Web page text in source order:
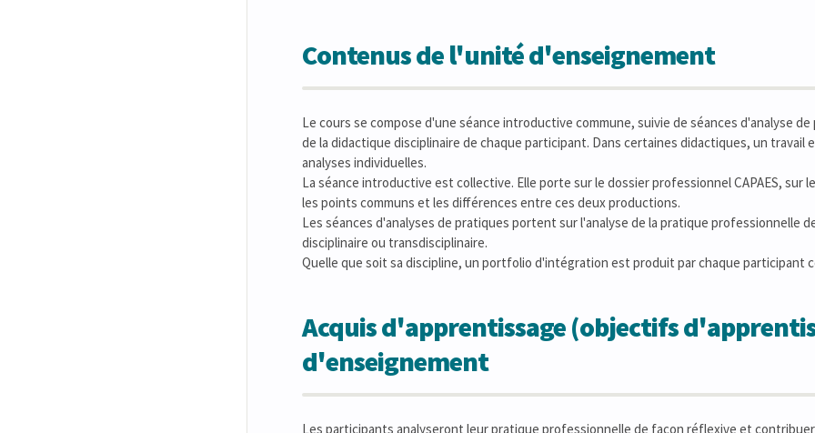
Contenus de l'unité d'enseignement
Le cours se compose d'une séance introductive commune, suivie de séances d'analyse
de la didactique disciplinaire de chaque participant. Dans certaines didactiques, un travail
analyses individuelles.
La séance introductive est collective. Elle porte sur le dossier professionnel CAPAES,
les points communs et les différences entre ces deux productions.
Les séances d'analyses de pratiques portent sur l'analyse de la pratique professionnelle
disciplinaire ou transdisciplinaire.
Quelle que soit sa discipline, un portfolio d'intégration est produit par chaque participant
Acquis d'apprentissage (objectifs
d'enseignement
Les participants analyseront leur pratique professionnelle de façon réflexive et